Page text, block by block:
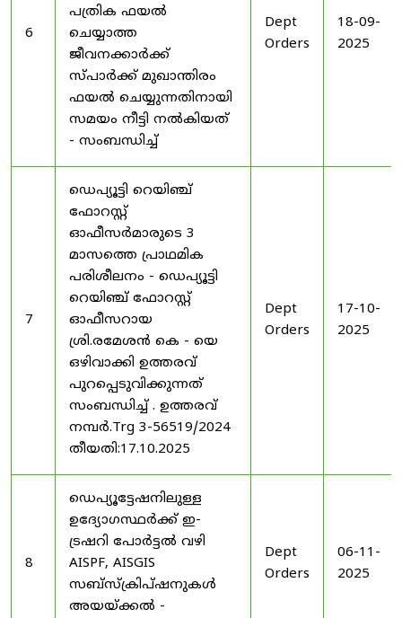
6
പത്രിക ഫയൽ
ചെയ്യാത്ത
ജീവനക്കാർക്ക്
സ്പാർക്ക് മുഖാന്തിരം
ഫയൽ ചെയ്യുന്നതിനായി
സമയം നീട്ടി നൽകിയത്
- സംബന്ധിച്ച്
Dept
Orders
18-09-
2025
7
ഡെപ്യൂട്ടി റെയിഞ്ച്
ഫോറസ്റ്റ്
ഓഫീസർമാരുടെ 3
മാസത്തെ പ്രാഥമിക
പരിശീലനം - ഡെപ്യൂട്ടി
റെയിഞ്ച് ഫോറസ്റ്റ്
ഓഫീസറായ
ശ്രി.രമേശൻ കെ - യെ
ഒഴിവാക്കി ഉത്തരവ്
പുറപ്പെടുവിക്കുന്നത്
സംബന്ധിച്ച് . ഉത്തരവ്
നമ്പർ.Trg 3-56519/2024
തീയതി:17.10.2025
Dept
Orders
17-10-
2025
8
ഡെപ്യൂട്ടേഷനിലുള്ള
ഉദ്യോഗസ്ഥർക്ക് ഇ-
ട്രഷറി പോർട്ടൽ വഴി
AISPF, AISGIS
സബ്‌സ്‌ക്രിപ്‌ഷനുകൾ
അയയ്ക്കൽ -
Dept
Orders
06-11-
2025